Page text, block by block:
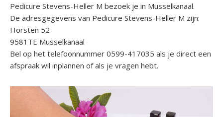
Pedicure Stevens-Heller M bezoek je in Musselkanaal.
De adresgegevens van Pedicure Stevens-Heller M zijn:
Horsten 52
9581TE Musselkanaal
Bel op het telefoonnummer 0599-417035 als je direct een
afspraak wil inplannen of als je vragen hebt.